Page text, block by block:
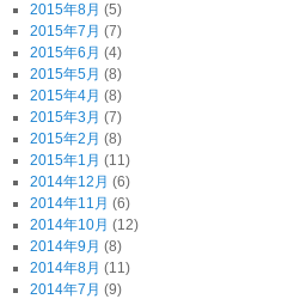
2015年8月 (5)
2015年7月 (7)
2015年6月 (4)
2015年5月 (8)
2015年4月 (8)
2015年3月 (7)
2015年2月 (8)
2015年1月 (11)
2014年12月 (6)
2014年11月 (6)
2014年10月 (12)
2014年9月 (8)
2014年8月 (11)
2014年7月 (9)